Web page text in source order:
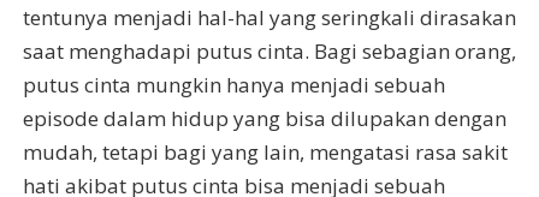
tentunya menjadi hal-hal yang seringkali dirasakan
saat menghadapi putus cinta. Bagi sebagian orang,
putus cinta mungkin hanya menjadi sebuah
episode dalam hidup yang bisa dilupakan dengan
mudah, tetapi bagi yang lain, mengatasi rasa sakit
hati akibat putus cinta bisa menjadi sebuah